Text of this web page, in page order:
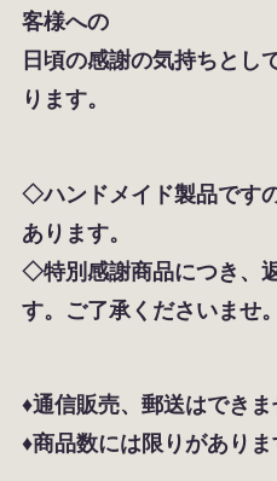
客様への
日頃の感謝の気持ちとし
ります。
◇ハンドメイド製品です
あります。
◇特別感謝商品につき、
す。ご了承くださいませ。
♦通信販売、郵送はできま
♦商品数には限りがありま